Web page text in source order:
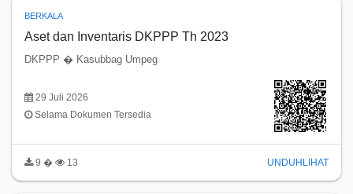
BERKALA
Aset dan Inventaris DKPPP Th 2023
DKPPP � Kasubbag Umpeg
29 Juli 2026
Selama Dokumen Tersedia
9 � 13 UNDUH LIHAT